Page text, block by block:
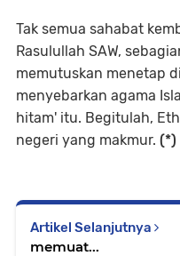
Tak semua sahabat
Rasulullah SAW,
memutuskan menetap
menyebarkan agama
hitam' itu. Begitulah,
negeri yang makmur. (*)
Artikel Selanjutnya
memuat...